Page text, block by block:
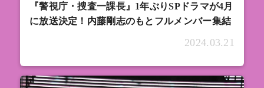
『警視庁・捜査一課長』1年ぶりSPドラマが4月
に放送決定！内藤剛志のもとフルメンバー集結
2024.03.21